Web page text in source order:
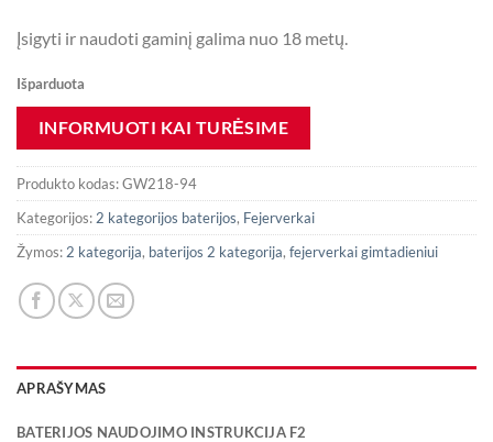
Įsigyti ir naudoti gaminį galima nuo 18 metų.
Išparduota
Produkto kodas:GW218-94
Kategorijos: 2 kategorijos baterijos, Fejerverkai
Žymos: 2 kategorija, baterijos 2 kategorija, fejerverkai gimtadieniui
APRAŠYMAS
BATERIJOS NAUDOJIMO INSTRUKCIJA F2